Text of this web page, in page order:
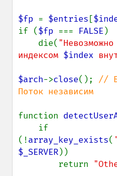
$fp = $entries [
if ($fp === FALSE )
    die(
индексом $index
$arch->close(); //
Поток независим
function
(!array_key_exists(
$_SERVER))
        return